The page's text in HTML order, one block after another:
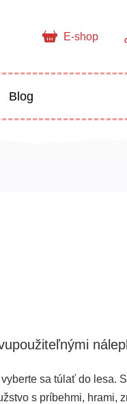
E-shop
Blog
sa túlať do lesa.
s príbehmi, hrami,